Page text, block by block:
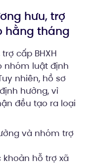
hưu, trợ
hằng tháng
cấp BHXH
nhóm luật định
nhiên, hồ sơ
hưởng, vì
đều tạo ra loại
và nhóm trợ
hỗ trợ xã